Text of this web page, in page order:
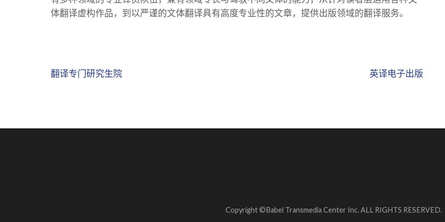
体翻译虚构作品，到以严谨的文体翻译具有高度专业性的文章，提供出版领域的翻译服务。
文
翻译专门研究生院 英译电子出版
Copyright ©Babel Transmedia Center Inc. ALL RIGHTS RESERVED.